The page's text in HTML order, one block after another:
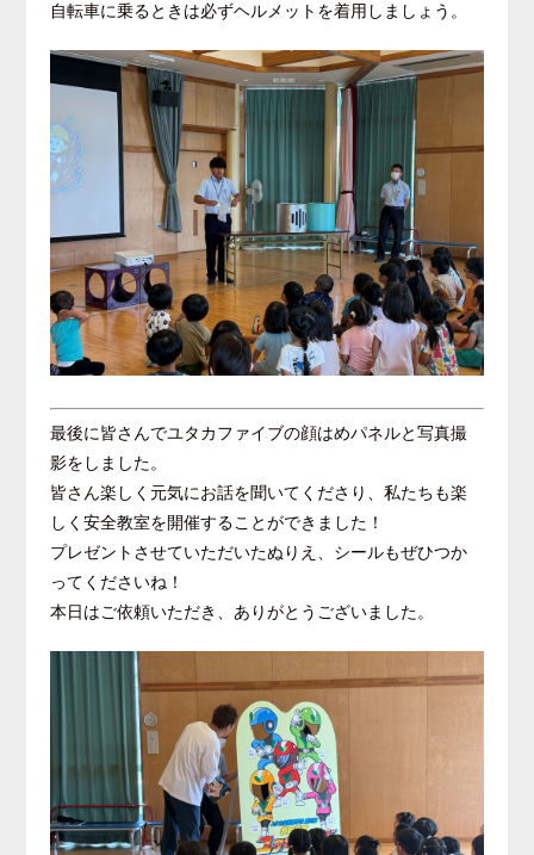
自転車に乗るときは必ずヘルメットを着用しましょう。
最後に皆さんでユタカファイブの顔はめパネルと写真撮
影をしました。
皆さん楽しく元気にお話を聞いてくださり、私たちも楽
しく安全教室を開催することができました！
プレゼントさせていただいたぬりえ、シールもぜひつか
ってくださいね！
本日はご依頼いただき、ありがとうございました。